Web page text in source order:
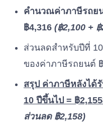
คำนวณค่าภาษีรถย
฿4,316 (฿2,100 +
ส่วนลดสำหรับปีที่
ของค่าภาษีรถยนต์
สรุป ค่าภาษีหลังได้
10 ปีขึ้นไป = ฿
ส่วนลด ฿2,158)